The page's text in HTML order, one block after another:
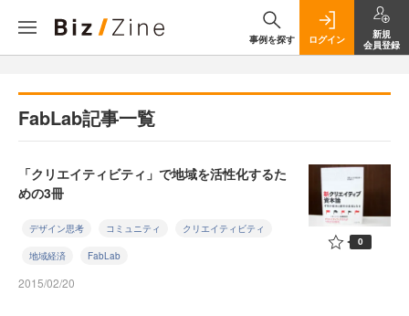
事例を探す ログイン
新規
会員登録
FabLab記事一覧
「クリエイティビティ」で地域を活性化するた
めの3冊
デザイン思考 コミュニティ クリエイティビティ
地域経済 FabLab
2015/02/20
0